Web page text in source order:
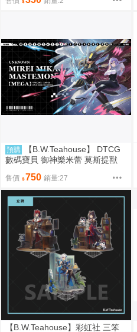
預購
【B.W.Teahouse】 DTCG
數碼寶貝 御神樂米蕾 莫斯提獸
（預購通販）
售價 750 銷量:27
【B.W.Teahouse】彩虹社 三笨